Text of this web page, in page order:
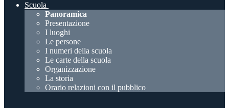
Scuola
Panoramica
Presentazione
I luoghi
Le persone
I numeri della scuola
Le carte della scuola
Organizzazione
La storia
Orario relazioni con il pubblico